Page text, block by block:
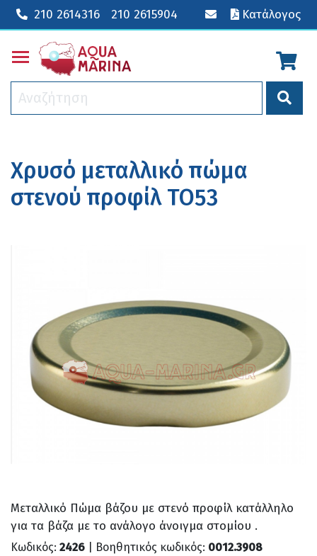
210 2614316 210 2615904 Κατάλογος
Toggle main menu visibility
Χρυσό μεταλλικό πώμα
στενού προφίλ ΤΟ53
Μεταλλικό Πώμα βάζου με στενό προφίλ κατάλληλο
για τα βάζα με το ανάλογο άνοιγμα στομίου .
Κωδικός: 2426 | Βοηθητικός κωδικός: 0012.3908